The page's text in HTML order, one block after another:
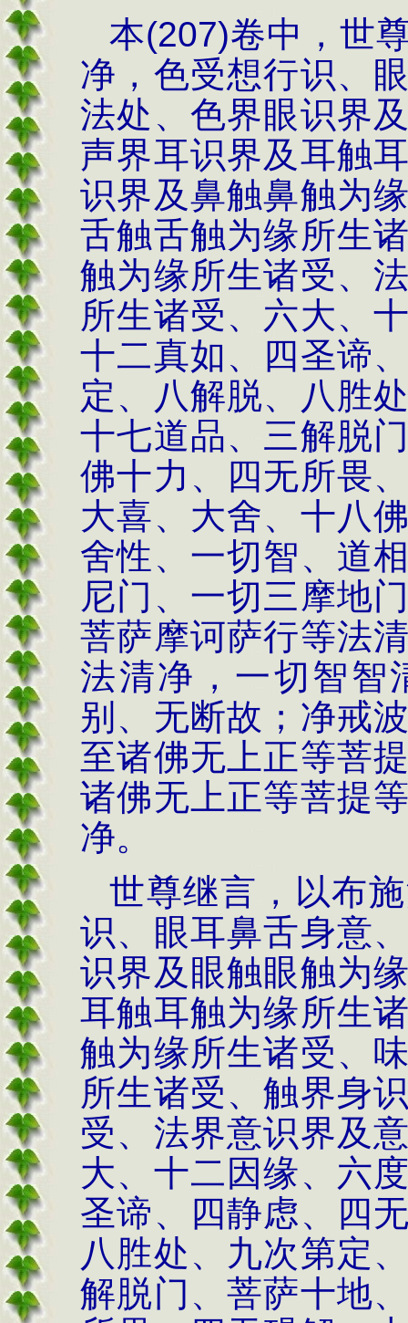
本(207)卷中，世
净， 色受想行识、
法处、色界眼识界
声界耳识界及耳触
识界及鼻触鼻触为
舌触舌触为缘所生
触为缘所生诸受、
所生诸受、六大、
十二真如、四圣谛
定、八解脱、八胜
十七道品、三解脱
佛十力、四无所畏
大喜、大舍、十八
舍性、一切智、道
尼门、一切三摩地
菩萨摩诃萨行等法
法清净，一切智智
别、无断故 ； 净戒
至诸佛无上正等菩
诸佛无上正等菩提
净。
世尊继言， 以布
识、眼耳鼻舌身意
识界及眼触眼触为
耳触耳触为缘所生
触为缘所生诸受、
所生诸受、触界身
受、法界意识界及
大、十二因缘、六
圣谛、四静虑、四
八胜处、九次第定
解脱门、菩萨十地